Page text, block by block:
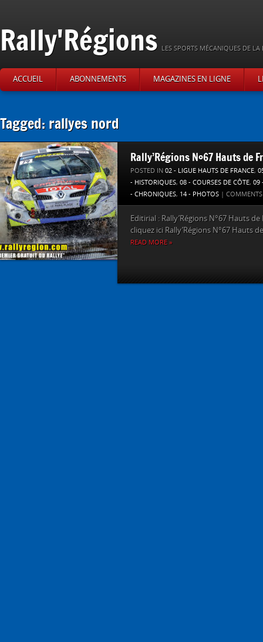
Rally'Régions LES SPORTS MÉCANIQUES DE
ACCUEIL ABONNEMENTS MAGAZINES EN LIGNE
Tagged: rallyes nord
Rally’Régions N°67 Hauts de
POSTED IN 02 - LIGUE HAUTS DE FRANCE,
- HISTORIQUES, 08 - COURSES DE CÔTE, 09
- CHRONIQUES, 14 - PHOTOS |
Editirial : Rally’Régions N°67 Hauts
cliquez ici Rally’Régions N°67 Hauts
READ MORE »